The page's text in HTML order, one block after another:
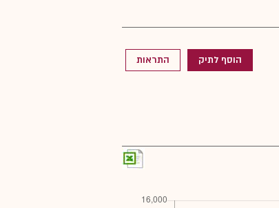
הוסף לתיק התראות